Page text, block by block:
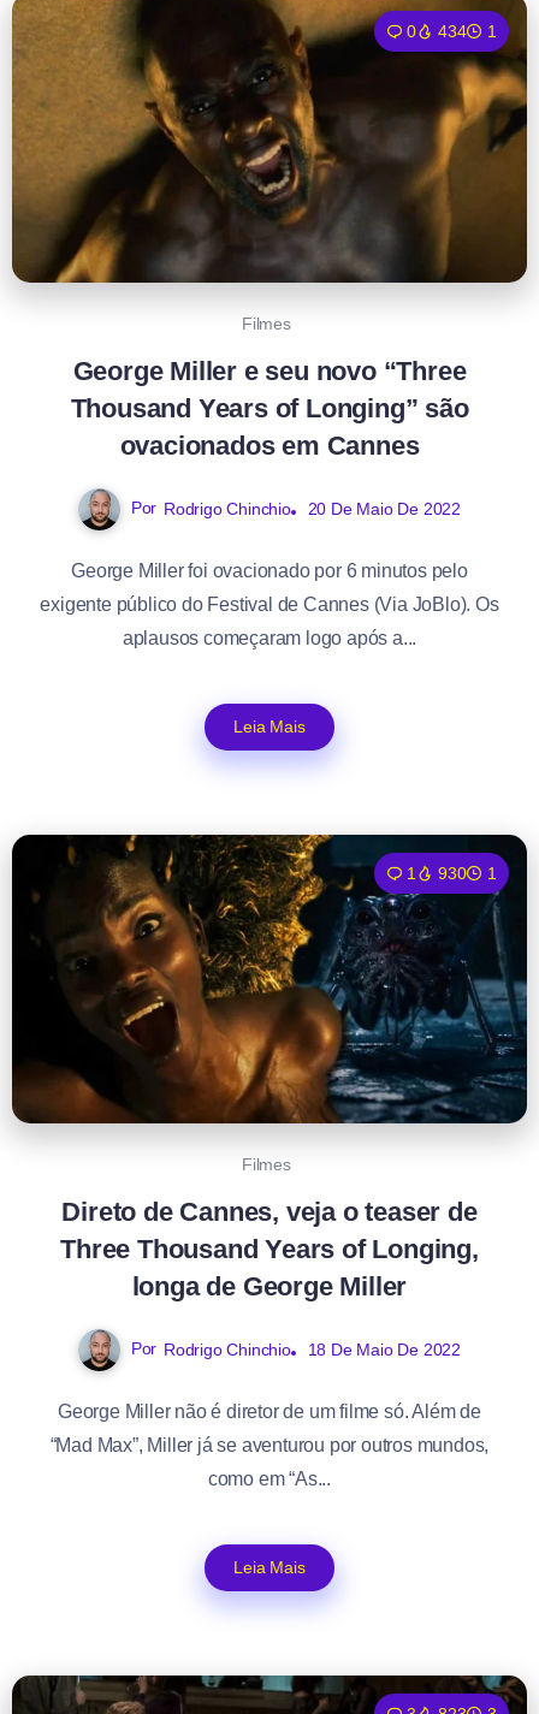
0 434 1
Filmes
George Miller e seu novo “Three
Thousand Years of Longing” são
ovacionados em Cannes
Por Rodrigo Chinchio 20 De Maio De 2022
George Miller foi ovacionado por 6 minutos pelo
exigente público do Festival de Cannes (Via JoBlo). Os
aplausos começaram logo após a...
Leia Mais
1 930 1
Filmes
Direto de Cannes, veja o teaser de
Three Thousand Years of Longing,
longa de George Miller
Por Rodrigo Chinchio 18 De Maio De 2022
George Miller não é diretor de um filme só. Além de
“Mad Max”, Miller já se aventurou por outros mundos,
como em “As...
Leia Mais